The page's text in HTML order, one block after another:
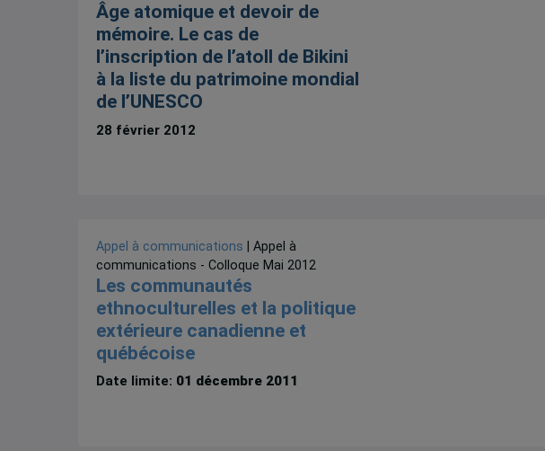
Âge atomique et devoir de
mémoire. Le cas de
l’inscription de l’atoll de Bikini
à la liste du patrimoine mondial
de l’UNESCO
28 février 2012
Appel à communications | Appel à
communications - Colloque Mai 2012
Les communautés
ethnoculturelles et la politique
extérieure canadienne et
québécoise
Date limite: 01 décembre 2011